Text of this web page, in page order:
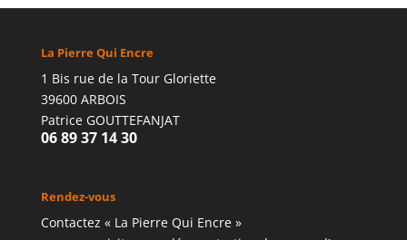
La Pierre Qui Encre
1 Bis rue de la Tour Gloriette
39600 ARBOIS
Patrice GOUTTEFANJAT
06 89 37 14 30
Rendez-vous
Contactez « La Pierre Qui Encre »